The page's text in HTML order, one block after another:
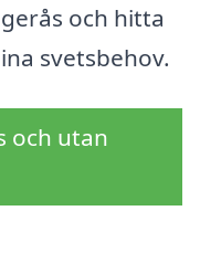
och hitta
svetsbehov.
och utan